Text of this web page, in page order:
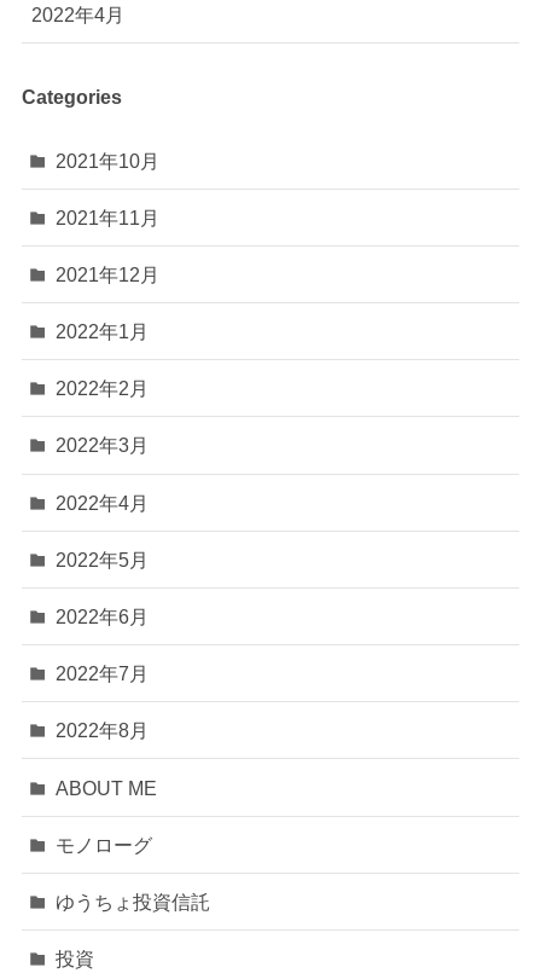
2022年4月
Categories
2021年10月
2021年11月
2021年12月
2022年1月
2022年2月
2022年3月
2022年4月
2022年5月
2022年6月
2022年7月
2022年8月
ABOUT ME
モノローグ
ゆうちょ投資信託
投資